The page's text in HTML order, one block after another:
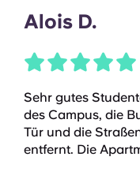
Alois D.
Sehr gutes
des Campus, die
Tür und die
entfernt. Die